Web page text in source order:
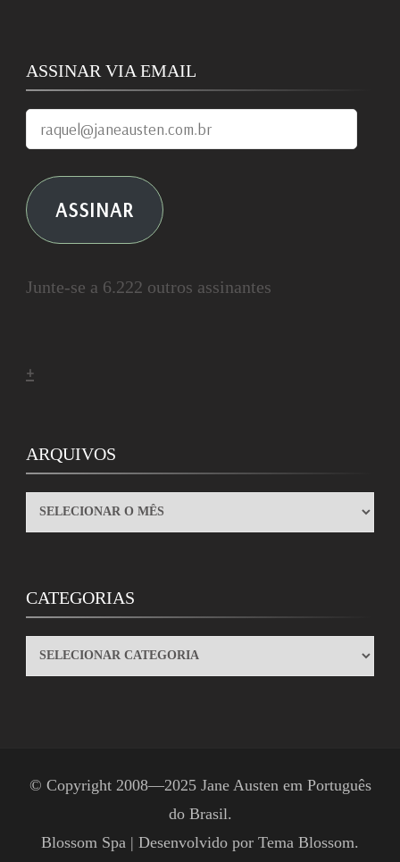
ASSINAR VIA EMAIL
raquel@janeausten.com.br
ASSINAR
Junte-se a 6.222 outros assinantes
+
ARQUIVOS
ARQUIVOS
CATEGORIAS
CATEGORIAS
© Copyright 2008—2025 Jane Austen em Português
do Brasil.
Blossom Spa | Desenvolvido por Tema Blossom.